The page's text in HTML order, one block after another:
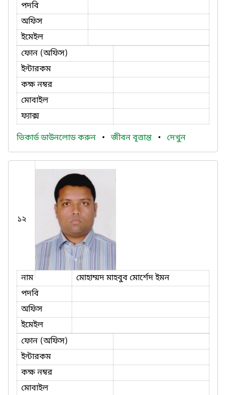
পদবি
অফিস
ইমেইল
ফোন (অফিস)
ইন্টারকম
কক্ষ নম্বর
মোবাইল
ফ্যাক্স
ভিকার্ড ডাউনলোড করুন • জীবন বৃত্তান্ত • দেখুন
১২
নাম
মোহাম্মদ মাহবুব মোর্শেদ ইমন
পদবি
অফিস
ইমেইল
ফোন (অফিস)
ইন্টারকম
কক্ষ নম্বর
মোবাইল